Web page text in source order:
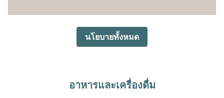
นโยบายทั้งหมด
อาหารและเครื่องดื่ม